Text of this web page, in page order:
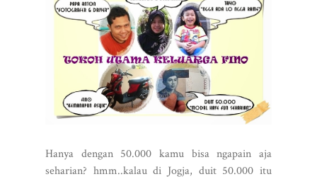
Hanya dengan 50.000 kamu bisa ngapain aja
seharian? hmm..kalau di Jogja, duit 50.000 itu